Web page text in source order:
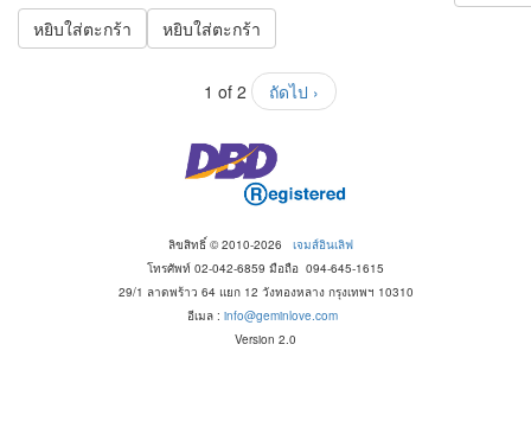
หยิบใส่ตะกร้า หยิบใส่ตะกร้า
1 of 2 ถัดไป ›
ลิขสิทธิ์ © 2010-2026 เจมส์อินเลิฟ
โทรศัพท์ 02-042-6859 มือถือ 094-645-1615
29/1 ลาดพร้าว 64 แยก 12 วังทองหลาง กรุงเทพฯ 10310
อีเมล : info@geminlove.com
Version 2.0